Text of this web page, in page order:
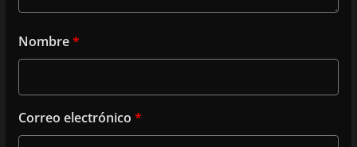
Nombre*
Correo electrónico *